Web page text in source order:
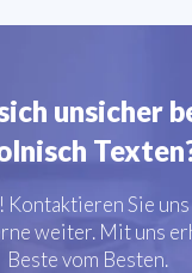
unsicher
Kontaktieren Sie
weiter. Mit uns
Beste vom Besten.